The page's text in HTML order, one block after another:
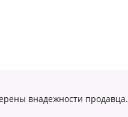
внадежности продавца.